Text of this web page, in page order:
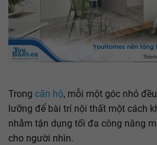
Trong căn hộ, mỗi một góc nhỏ
lưỡng để bài trí nội thất một cách
nhằm tận dụng tối đa công năng
cho người nhìn.